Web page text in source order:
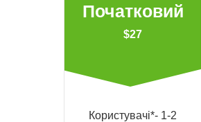
Початковий
$27
Користувачі*- 1-2